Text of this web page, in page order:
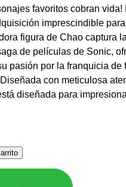
favoritos cobran
imprescindible
figura de Chao captura
de películas de Sonic,
pasión por la franquicia de
con meticulosa
diseñada para